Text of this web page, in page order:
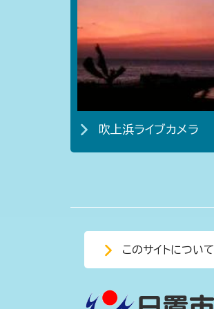
吹上浜ライブカメラ
このサイトについて